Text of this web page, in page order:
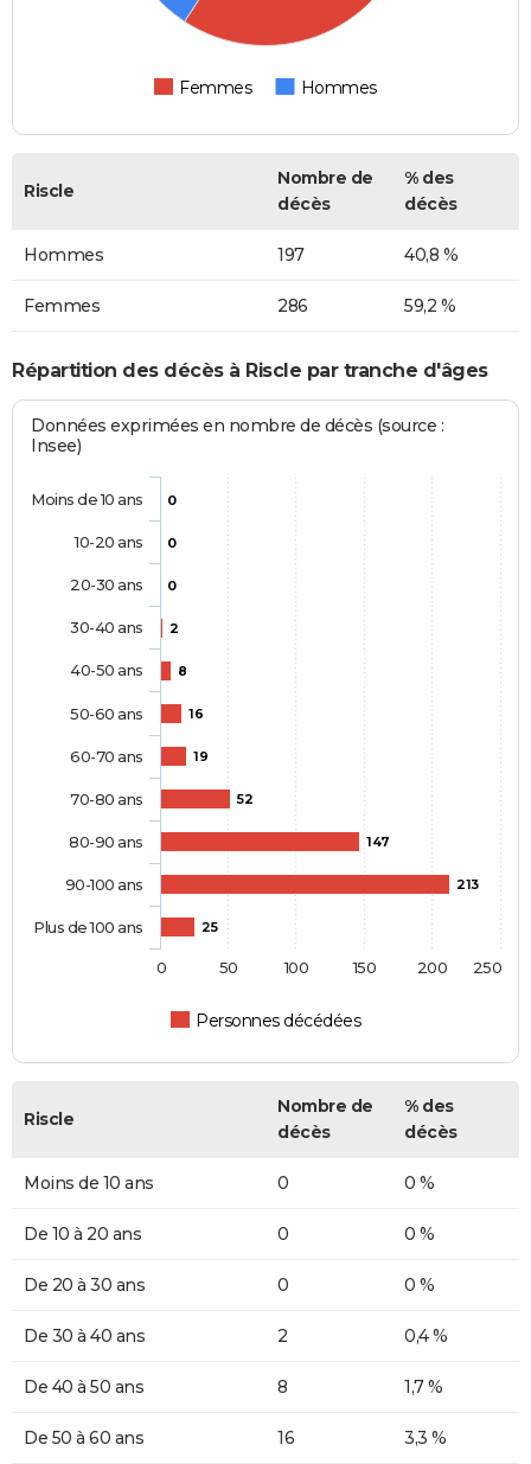
Femmes Hommes
Riscle
Nombre de
décès
% des
décès
Hommes 197 40,8 %
Femmes 286 59,2 %
Répartition des décès à Riscle par tranche d'âges
Données exprimées en nombre de décès (source :
Insee)
0
0
0
2
8
16
19
52
147
213
25
Personnes décédées
Moins de 10 ans
10-20 ans
20-30 ans
30-40 ans
40-50 ans
50-60 ans
60-70 ans
70-80 ans
80-90 ans
90-100 ans
Plus de 100 ans
0 50 100 150 200 250
Riscle
Nombre de
décès
% des
décès
Moins de 10 ans 0 0 %
De 10 à 20 ans 0 0 %
De 20 à 30 ans 0 0 %
De 30 à 40 ans 2 0,4 %
De 40 à 50 ans 8 1,7 %
De 50 à 60 ans 16 3,3 %